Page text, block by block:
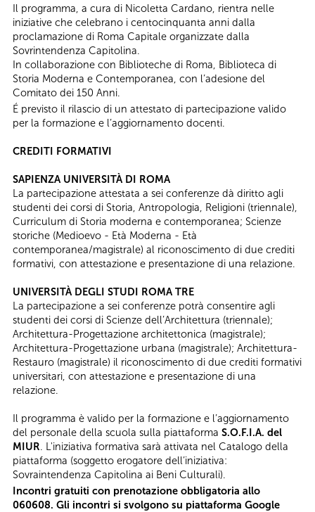
Il programma, a cura di Nicoletta Cardano, rientra nelle
iniziative che celebrano i centocinquanta anni dalla
proclamazione di Roma Capitale organizzate dalla
Sovrintendenza Capitolina.
In collaborazione con Biblioteche di Roma, Biblioteca di
Storia Moderna e Contemporanea, con l’adesione del
Comitato dei 150 Anni.
É previsto il rilascio di un attestato di partecipazione valido
per la formazione e l’aggiornamento docenti.
CREDITI FORMATIVI
SAPIENZA UNIVERSITÀ DI ROMA
La partecipazione attestata a sei conferenze dà diritto agli
studenti dei corsi di Storia, Antropologia, Religioni (triennale),
Curriculum di Storia moderna e contemporanea; Scienze
storiche (Medioevo - Età Moderna - Età
contemporanea/magistrale) al riconoscimento di due crediti
formativi, con attestazione e presentazione di una relazione.
UNIVERSITÀ DEGLI STUDI ROMA TRE
La partecipazione a sei conferenze potrà consentire agli
studenti dei corsi di Scienze dell’Architettura (triennale);
Architettura-Progettazione architettonica (magistrale);
Architettura-Progettazione urbana (magistrale); Architettura-
Restauro (magistrale) il riconoscimento di due crediti formativi
universitari, con attestazione e presentazione di una
relazione.
Il programma è valido per la formazione e l’aggiornamento
del personale della scuola sulla piattaforma S.O.F.I.A. del
MIUR. L'iniziativa formativa sarà attivata nel Catalogo della
piattaforma (soggetto erogatore dell’iniziativa:
Sovraintendenza Capitolina ai Beni Culturali).
Incontri gratuiti con prenotazione obbligatoria allo
060608. Gli incontri si svolgono su piattaforma Google